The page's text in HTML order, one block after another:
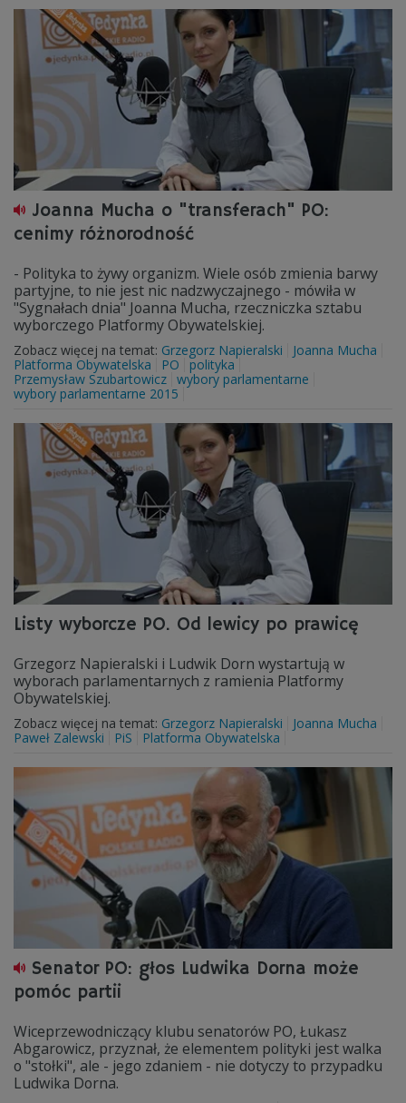
Joanna Mucha o "transferach" PO:
cenimy różnorodność
- Polityka to żywy organizm. Wiele osób zmienia barwy
partyjne, to nie jest nic nadzwyczajnego - mówiła w
"Sygnałach dnia" Joanna Mucha, rzeczniczka sztabu
wyborczego Platformy Obywatelskiej.
Zobacz więcej na temat: Grzegorz Napieralski
Joanna Mucha
Platforma Obywatelska
PO
polityka
Przemysław Szubartowicz wybory parlamentarne
wybory parlamentarne 2015
Listy wyborcze PO. Od lewicy po prawicę
Grzegorz Napieralski i Ludwik Dorn wystartują w
wyborach parlamentarnych z ramienia Platformy
Obywatelskiej.
Zobacz więcej na temat: Grzegorz Napieralski
Joanna Mucha
Paweł Zalewski
PiS Platforma Obywatelska
Senator PO: głos Ludwika Dorna może
pomóc partii
Wiceprzewodniczący klubu senatorów PO, Łukasz
Abgarowicz, przyznał, że elementem polityki jest walka
o "stołki", ale - jego zdaniem - nie dotyczy to przypadku
Ludwika Dorna.